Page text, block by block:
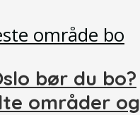
bør du bo?
områder og